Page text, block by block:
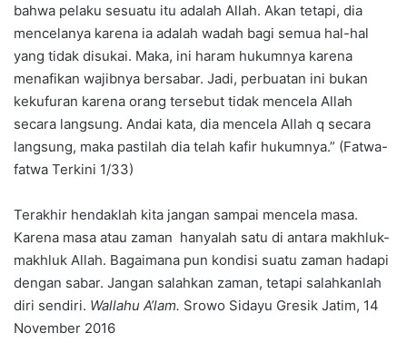
bahwa pelaku sesuatu itu adalah Allah. Akan tetapi, dia
mencelanya karena ia adalah wadah bagi semua hal-hal
yang tidak disukai. Maka, ini haram hukumnya karena
menafikan wajibnya bersabar. Jadi, perbuatan ini bukan
kekufuran karena orang tersebut tidak mencela Allah
secara langsung. Andai kata, dia mencela Allah q secara
langsung, maka pastilah dia telah kafir hukumnya.” (Fatwa-
fatwa Terkini 1/33)
Terakhir hendaklah kita jangan sampai mencela masa.
Karena masa atau zaman hanyalah satu di antara makhluk-
makhluk Allah. Bagaimana pun kondisi suatu zaman hadapi
dengan sabar. Jangan salahkan zaman, tetapi salahkanlah
diri sendiri. Wallahu A’lam. Srowo Sidayu Gresik Jatim, 14
November 2016